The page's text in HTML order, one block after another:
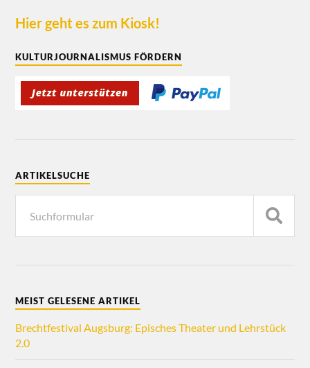
Hier geht es zum Kiosk!
KULTURJOURNALISMUS FÖRDERN
ARTIKELSUCHE
MEIST GELESENE ARTIKEL
Brechtfestival Augsburg: Episches Theater und Lehrstück
2.0